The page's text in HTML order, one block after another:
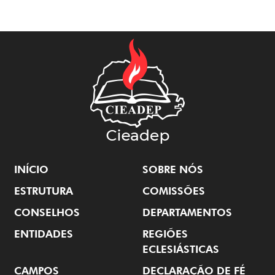
INÍCIO
SOBRE NÓS
ESTRUTURA
COMISSÕES
CONSELHOS
DEPARTAMENTOS
ENTIDADES
REGIÕES
ECLESIÁSTICAS
CAMPOS
DECLARAÇÃO DE FÉ